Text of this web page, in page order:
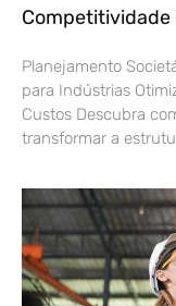
Competitividade
Planejamento
para Indústrias
Custos Descubra
transformar a